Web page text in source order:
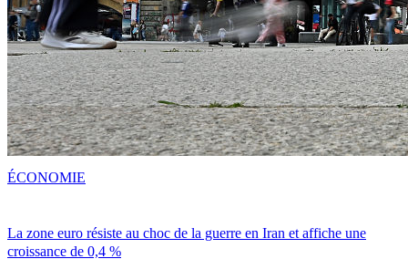
La zone euro résiste au choc de la guerre en Iran et affiche une
croissance de 0,4 %
ÉCONOMIE